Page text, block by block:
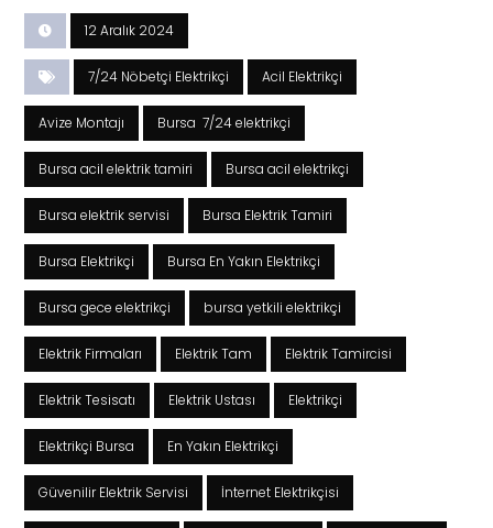
12 Aralık 2024
7/24 Nöbetçi Elektrikçi Acil Elektrikçi
Avize Montajı Bursa 7/24 elektrikçi
Bursa acil elektrik tamiri Bursa acil elektrikçi
Bursa elektrik servisi Bursa Elektrik Tamiri
Bursa Elektrikçi Bursa En Yakın Elektrikçi
Bursa gece elektrikçi bursa yetkili elektrikçi
Elektrik Firmaları Elektrik Tam Elektrik Tamircisi
Elektrik Tesisatı Elektrik Ustası Elektrikçi
Elektrikçi Bursa En Yakın Elektrikçi
Güvenilir Elektrik Servisi İnternet Elektrikçisi